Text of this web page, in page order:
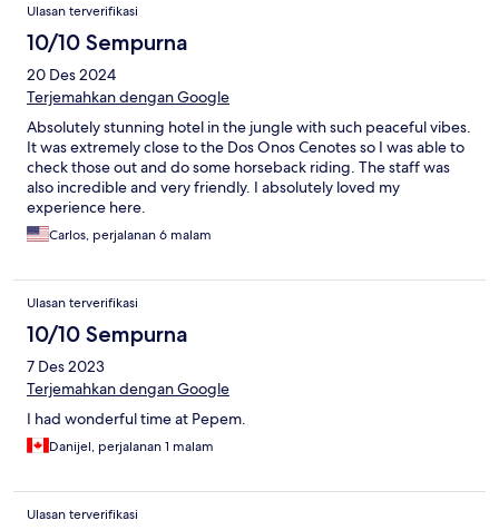
Ulasan terverifikasi
10/10 Sempurna
20 Des 2024
Terjemahkan dengan Google
Absolutely stunning hotel in the jungle with such peaceful vibes.
It was extremely close to the Dos Onos Cenotes so I was able to
check those out and do some horseback riding. The staff was
also incredible and very friendly. I absolutely loved my
experience here.
Carlos, perjalanan 6 malam
Ulasan terverifikasi
10/10 Sempurna
7 Des 2023
Terjemahkan dengan Google
I had wonderful time at Pepem.
Danijel, perjalanan 1 malam
Ulasan terverifikasi